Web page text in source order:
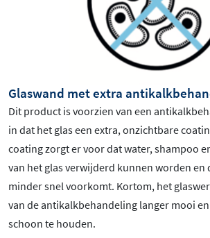
Glaswand met extra
Dit product is voorzien van een
in dat het glas een extra, onzichtbare
coating zorgt er voor dat water, shampoo
van het glas verwijderd kunnen worden en
minder snel voorkomt. Kortom, het
van de antikalkbehandeling langer mooi
schoon te houden.